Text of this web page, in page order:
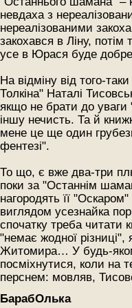
невдаха з
нереалізованими
закохався в Ліну,
усе в Юрася буде
На відміну від того-
Толкіна" Наталі
якщо не брати до уваги
іншу нечисть. Та й
мене це ще один
фентезі".
То що, є вже два-три
поки за "Останнім
нагородять її
виглядом усезнайка
спочатку треба читати
"немає жодної різниці",
Житомира… У будь-
посміхнутися, коли на
перснем: мовляв,
БарабОлька